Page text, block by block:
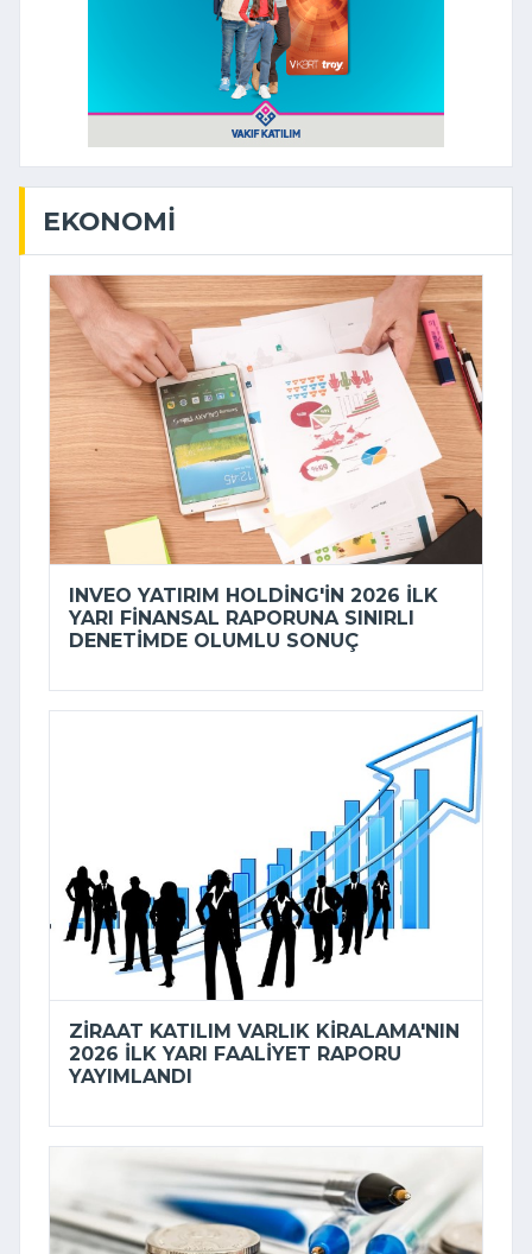
EKONOMI
INVEO YATIRIM HOLDING'IN 2026 ILK
YARI FINANSAL RAPORUNA SINIRLI
DENETIMDE OLUMLU SONUÇ
ZIRAAT KATILIM VARLIK KIRALAMA'NIN
2026 ILK YARI FAALIYET RAPORU
YAYIMLANDI